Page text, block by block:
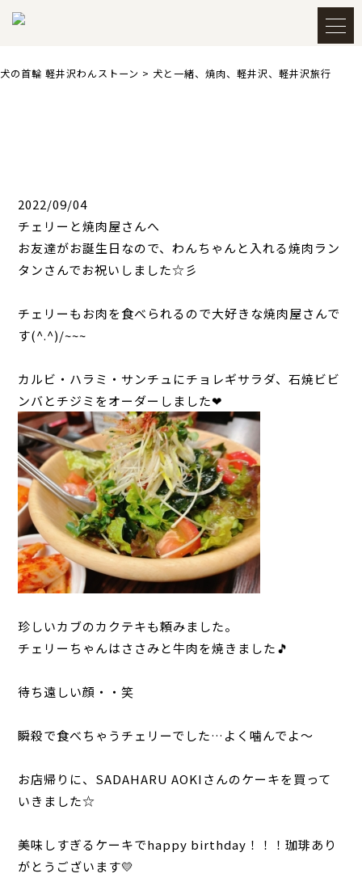
メルマガ登録・解除 アカウント
TOP トップ
CATEGORY
犬の本革リード
犬の迷子札
犬のネックレス
犬の本革ハーネス
犬の本革ハーフチョーク
犬のチャーム
大型犬用
おすすめ商品
忌避剤
犬の首輪 軽井沢わんストーン > 犬と一緒、焼肉、軽井沢、軽井沢旅行
2022/09/04
チェリーと焼肉屋さんへ
お友達がお誕生日なので、わんちゃんと入れる焼肉ラン
タンさんでお祝いしました☆彡
チェリーもお肉を食べられるので大好きな焼肉屋さんで
す(^.^)/~~~
カルビ・ハラミ・サンチュにチョレギサラダ、石焼ビビ
ンバとチジミをオーダーしました❤
珍しいカブのカクテキも頼みました。
チェリーちゃんはささみと牛肉を焼きました🎵
待ち遠しい顔・・笑
瞬殺で食べちゃうチェリーでした…よく噛んでよ～
お店帰りに、SADAHARU AOKIさんのケーキを買って
いきました☆
美味しすぎるケーキでhappy birthday！！！珈琲あり
がとうございます💛